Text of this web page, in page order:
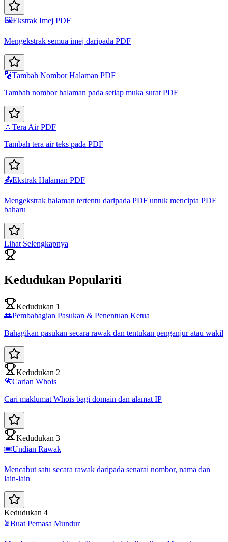
🖼️Ekstrak Imej PDF
Mengekstrak semua imej daripada PDF
🔢Tambah Nombor Halaman PDF
Tambah nombor halaman pada setiap muka surat PDF
💧 Tera Air PDF
Tambah tera air teks pada PDF
📤Ekstrak Halaman PDF
Mengekstrak halaman tertentu daripada PDF untuk mencipta PDF
baharu
Lihat Selengkapnya
Kedudukan Populariti
Kedudukan 1
👥Pembahagian Pasukan & Penentuan Ketua
Bahagikan pasukan secara rawak dan tentukan penganjur atau wakil
Kedudukan 2
📇Carian Whois
Cari maklumat Whois bagi domain dan alamat IP
Kedudukan 3
🎟️Undian Rawak
Mencabut satu secara rawak daripada senarai nombor, nama dan
lain-lain
Kedudukan 4
⏳Buat Pemasa Mundur